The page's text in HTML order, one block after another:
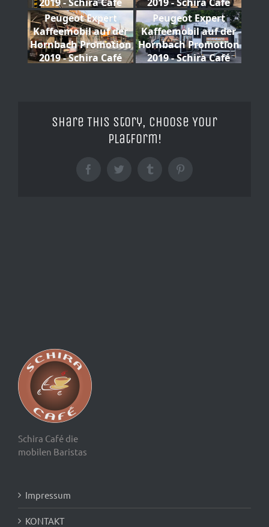
Peugeot Expert
Kaffeemobil auf der
Hornbach Promotion
2019 - Schira Café
Peugeot Expert
Kaffeemobil auf der
Hornbach Promotion
2019 - Schira Café
Share This Story, Choose Your
Platform!
FacebookTwitter TumblrPinterest
Schira Café die
mobilen Baristas
Impressum
KONTAKT